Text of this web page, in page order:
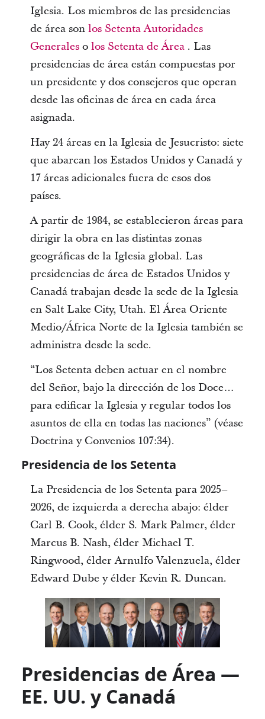
Iglesia. Los miembros de las presidencias
de área son los Setenta Autoridades
Generaleso los Setenta de Área. Las
presidencias de área están compuestas por
un presidente y dos consejeros que operan
desde las oficinas de área en cada área
asignada.
Hay 24 áreas en la Iglesia de Jesucristo: siete
que abarcan los Estados Unidos y Canadá y
17 áreas adicionales fuera de esos dos
países.
A partir de 1984, se establecieron áreas para
dirigir la obra en las distintas zonas
geográficas de la Iglesia global. Las
presidencias de área de Estados Unidos y
Canadá trabajan desde la sede de la Iglesia
en Salt Lake City, Utah. El Área Oriente
Medio/África Norte de la Iglesia también se
administra desde la sede.
“Los Setenta deben actuar en el nombre
del Señor, bajo la dirección de los Doce…
para edificar la Iglesia y regular todos los
asuntos de ella en todas las naciones” (véase
Doctrina y Convenios 107:34).
Presidencia de los Setenta
La Presidencia de los Setenta para 2025–
2026, de izquierda a derecha abajo: élder
Carl B. Cook, élder S. Mark Palmer, élder
Marcus B. Nash, élder Michael T.
Ringwood, élder Arnulfo Valenzuela, élder
Edward Dube y élder Kevin R. Duncan.
Presidencias de Área —
EE. UU. y Canadá